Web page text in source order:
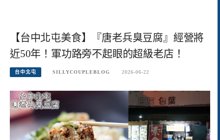
【台中北屯美食】『唐老兵臭豆腐』經營將
近50年！軍功路旁不起眼的超級老店！
台中北屯 SILLYCOUPLEBLOG 2026-06-22